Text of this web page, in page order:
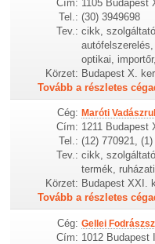
Cím: 1105 Budapest
Tel.: (30) 3949698
Tev.: cikk,
optikai,
Körzet: Budapest X.
Tovább a részletes
Cég: Maróti
Cím: 1211 Budapest
Tel.: (12) 770921,
Tev.: cikk,
termék,
Körzet: Budapest XXI.
Tovább a részletes
Cég: Gellei
Cím: 1012 Budapest